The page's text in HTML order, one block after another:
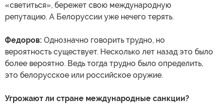
«светиться», бережет свою международную
репутацию. А Белоруссии уже нечего терять.
Федоров: Однозначно говорить трудно, но
вероятность существует. Несколько лет назад это было
более вероятно. Ведь тогда трудно было определить,
это белорусское или российское оружие.
Угрожают ли стране международные санкции?